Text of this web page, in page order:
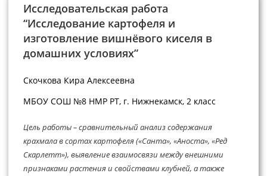
Исследовательская работа
“Исследование картофеля и
изготовление вишнёвого киселя в
домашних условиях”
Скочкова Кира Алексеевна
МБОУ СОШ №8 НМР РТ, г. Нижнекамск, 2 класс
Цель работы – сравнительный анализ содержания
крахмала в сортах картофеля («Санта», «Аноста», «Ред
Скарлетт»), выявление взаимосвязи между внешними
признаками растения и свойствами клубней, а также